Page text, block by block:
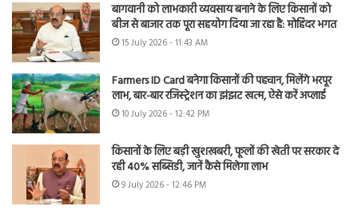
बागवानी को लाभकारी व्यवसाय बनाने के लिए किसानों को
बीज से बाजार तक पूरा सहयोग दिया जा रहा है: मोहिंदर भगत
15 July 2026 - 11:43 AM
Farmers ID Card बनेगा किसानों की पहचान, मिलेंगे भरपूर
लाभ, बार-बार रजिस्ट्रेशन का झंझट खत्म, ऐसे करें अप्लाई
10 July 2026 - 12:42 PM
किसानों के लिए बड़ी खुशखबरी, फूलों की खेती पर सरकार दे
रही 40% सब्सिडी, जानें कैसे मिलेगा लाभ
9 July 2026 - 12:46 PM